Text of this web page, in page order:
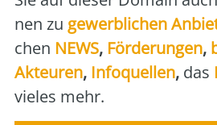
nen zu gewerb­li­chen
chen NEWS, För­de­run­gen,
Akteu­ren, Info­quel­len, das
vie­les mehr.